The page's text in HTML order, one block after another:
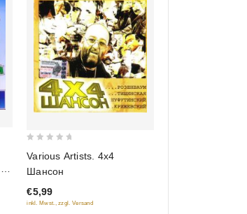
of
5
Various Artists. 4х4
Шансон
€5,99
inkl. Mwst., zzgl. Versand